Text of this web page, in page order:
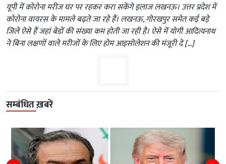
यूपी में कोरोना मरीज घर पर रहकर करा सकेंगे इलाज लखनऊ। उत्तर प्रदेश में
कोरोना वायरस के मामले बढ़ते जा रहे हैं। लखनऊ, गोरखपुर समेत कई बड़े
जिले ऐसे हैं जहां बेडों की संख्या कम होती जा रही है। ऐसे में योगी आदित्यनाथ
ने बिना लक्षणों वाले मरीजों के लिए होम आइसोलेशन की मंजूरी दे […]
सम्बंधित ख़बरें